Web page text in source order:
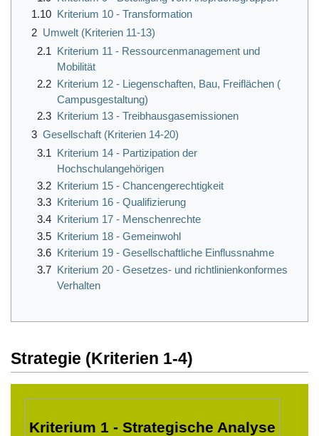
1.10 Kriterium 10 - Transformation
2 Umwelt (Kriterien 11-13)
2.1 Kriterium 11 - Ressourcenmanagement und
Mobilität
2.2 Kriterium 12 - Liegenschaften, Bau, Freiflächen (
Campusgestaltung)
2.3 Kriterium 13 - Treibhausgasemissionen
3 Gesellschaft (Kriterien 14-20)
3.1 Kriterium 14 - Partizipation der
Hochschulangehörigen
3.2 Kriterium 15 - Chancengerechtigkeit
3.3 Kriterium 16 - Qualifizierung
3.4 Kriterium 17 - Menschenrechte
3.5 Kriterium 18 - Gemeinwohl
3.6 Kriterium 19 - Gesellschaftliche Einflussnahme
3.7 Kriterium 20 - Gesetzes- und richtlinienkonformes
Verhalten
Strategie (Kriterien 1-4)
Kriterium 1 - Strategische Analyse